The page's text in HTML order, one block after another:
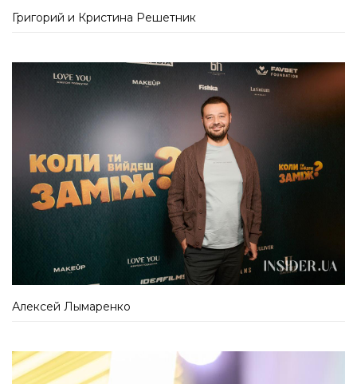
Григорий и Кристина Решетник
Алексей Лымаренко